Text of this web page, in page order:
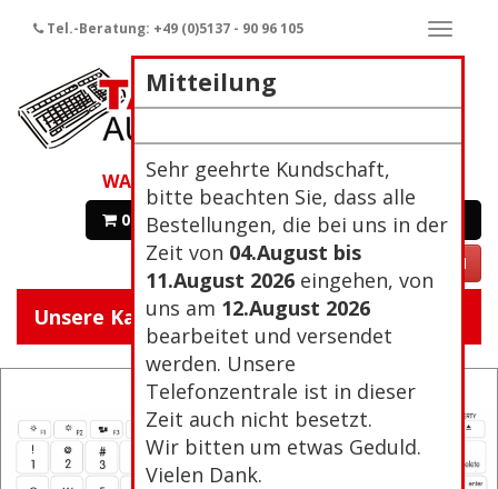
Mitteilung
Sehr geehrte Kundschaft,
bitte beachten Sie, dass alle
Bestellungen, die bei uns in der
Zeit von 04.August bis
11.August 2026 eingehen, von
uns am 12.August 2026
bearbeitet und versendet
werden. Unsere
Telefonzentrale ist in dieser
Zeit auch nicht besetzt.
Wir bitten um etwas Geduld.
Vielen Dank.
ein-/
Tel.-Beratung: +49 (0)5137 - 90 96 105
WARENKORB
0 Artikel 0,00€ Zur Kasse
VERTRAG WIDERRUFEN
ein/
Unsere Kategorien: